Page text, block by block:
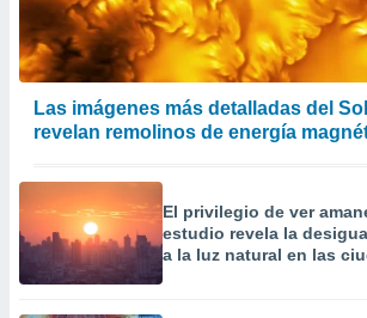
Las imágenes más detalladas del
revelan remolinos de energía
El privilegio de ver
estudio revela la
a la luz natural en las